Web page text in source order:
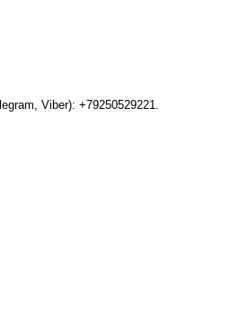
Viber): +79250529221.